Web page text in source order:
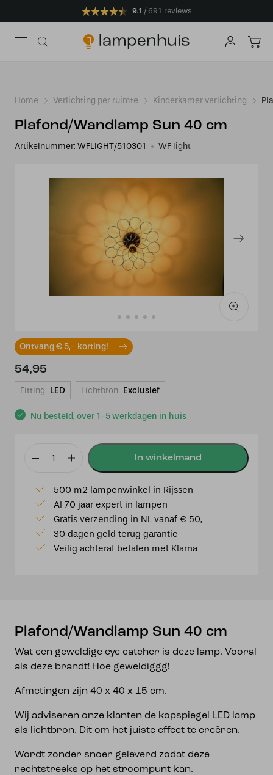
9.1 691 reviews
Home Verlichting per ruimte Kinderkamer verlichting
Plafond/Wandlamp Sun 40 cm
Artikelnummer: WFLIGHT/510301 WF light
Ontvang € 5,- korting!
Nu besteld, over 1-5 werkdagen in huis
54,95
Fitting LED Lichtbron Exclusief
Plafond/Wandlamp
40
cm
aantal
500 m2 lampenwinkel in Rijssen
Al 70 jaar expert in lampen
Gratis verzending in NL vanaf € 50,-
30 dagen geld terug garantie
Veilig achteraf betalen met Klarna
Plafond/Wandlamp Sun 40 cm
Wat een geweldige eye catcher is deze lamp. Vooral
als deze brandt! Hoe geweldiggg!
Afmetingen zijn 40 x 40 x 15 cm.
Wij adviseren onze klanten de kopspiegel LED lamp
als lichtbron. Dit om het juiste effect te creëren.
Wordt zonder snoer geleverd zodat deze
rechtstreeks op het stroompunt kan.